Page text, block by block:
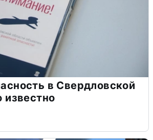
в Свердловской
известно